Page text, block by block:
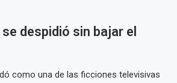
despidió sin bajar el
como una de las ficciones televisivas